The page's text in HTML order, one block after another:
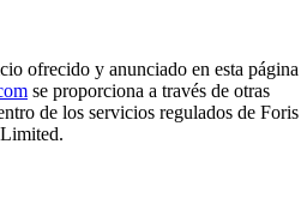
ofrecido y anunciado en esta página
se proporciona a través de otras
de los servicios regulados de Foris